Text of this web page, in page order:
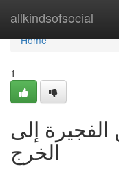
allkindsofsocial
Home
Home
1
إلى
الخرج